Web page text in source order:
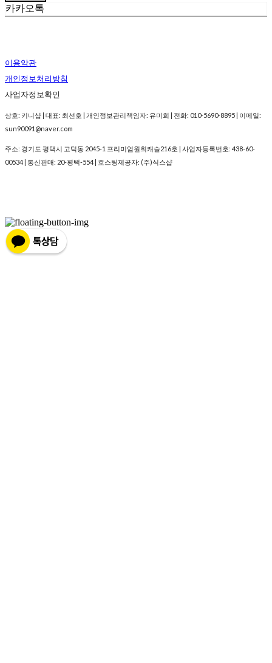
카카오톡
이용약관
개인정보처리방침
사업자정보확인
상호: 키니샵 | 대표: 최선호 | 개인정보관리책임자: 유미희 | 전화: 010-5690-8895 | 이메일:
sun90091@naver.com
주소: 경기도 평택시 고덕동 2045-1 프리미엄원희캐슬216호 | 사업자등록번호: 438-60-
00534 | 통신판매: 20-평택-554 | 호스팅제공자: (주)식스샵